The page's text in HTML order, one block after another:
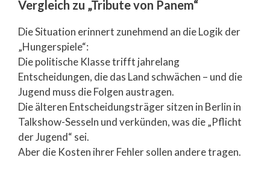
Vergleich zu „Tribute von Panem“
Die Situation erinnert zunehmend an die Logik der
„Hungerspiele“:
Die politische Klasse trifft jahrelang
Entscheidungen, die das Land schwächen – und die
Jugend muss die Folgen austragen.
Die älteren Entscheidungsträger sitzen in Berlin in
Talkshow-Sesseln und verkünden, was die „Pflicht
der Jugend“ sei.
Aber die Kosten ihrer Fehler sollen andere tragen.